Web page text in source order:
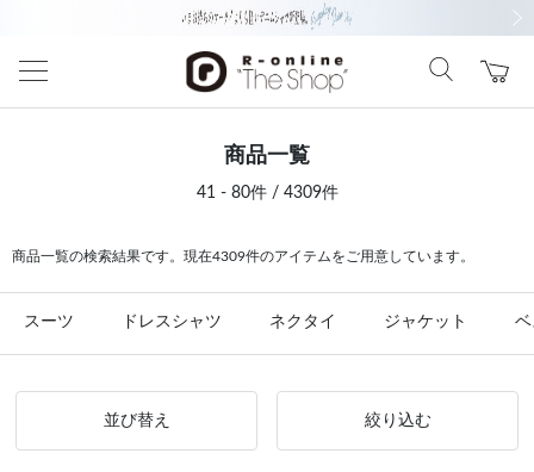
商品一覧
41 - 80件 / 4309件
商品一覧の検索結果です。現在4309件のアイテムをご用意しています。
スーツ ドレスシャツ ネクタイ ジャケット
並び替え 絞り込む